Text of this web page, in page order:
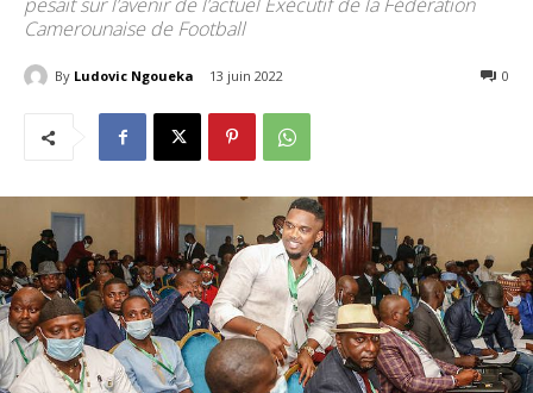
Camerounaise de Football
By Ludovic Ngoueka 13 juin 2022 0